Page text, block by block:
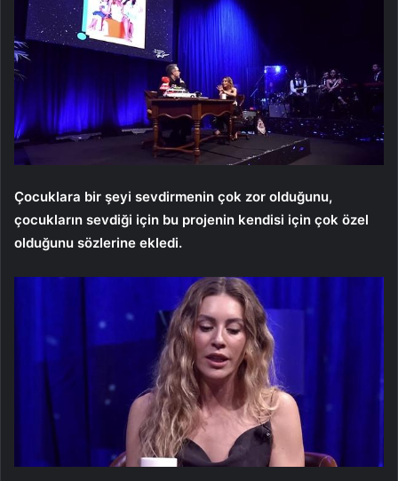
Çocuklara bir şeyi sevdirmenin çok zor olduğunu,
çocukların sevdiği için bu projenin kendisi için çok özel
olduğunu sözlerine ekledi.